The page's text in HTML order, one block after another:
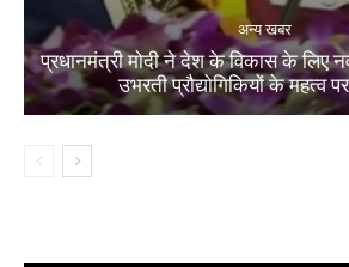
अन्य खबर
प्रधानमंत्री मोदी ने देश के विकास के लिए
उभरती प्रौद्योगिकियों के महत्व